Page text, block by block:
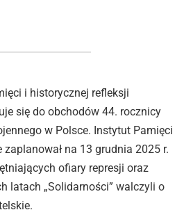
i historycznej refleksji
się do obchodów 44. rocznicy
w Polsce. Instytut Pamięci
zaplanował na 13 grudnia 2025 r.
ofiary represji oraz
latach „Solidarności” walczyli o